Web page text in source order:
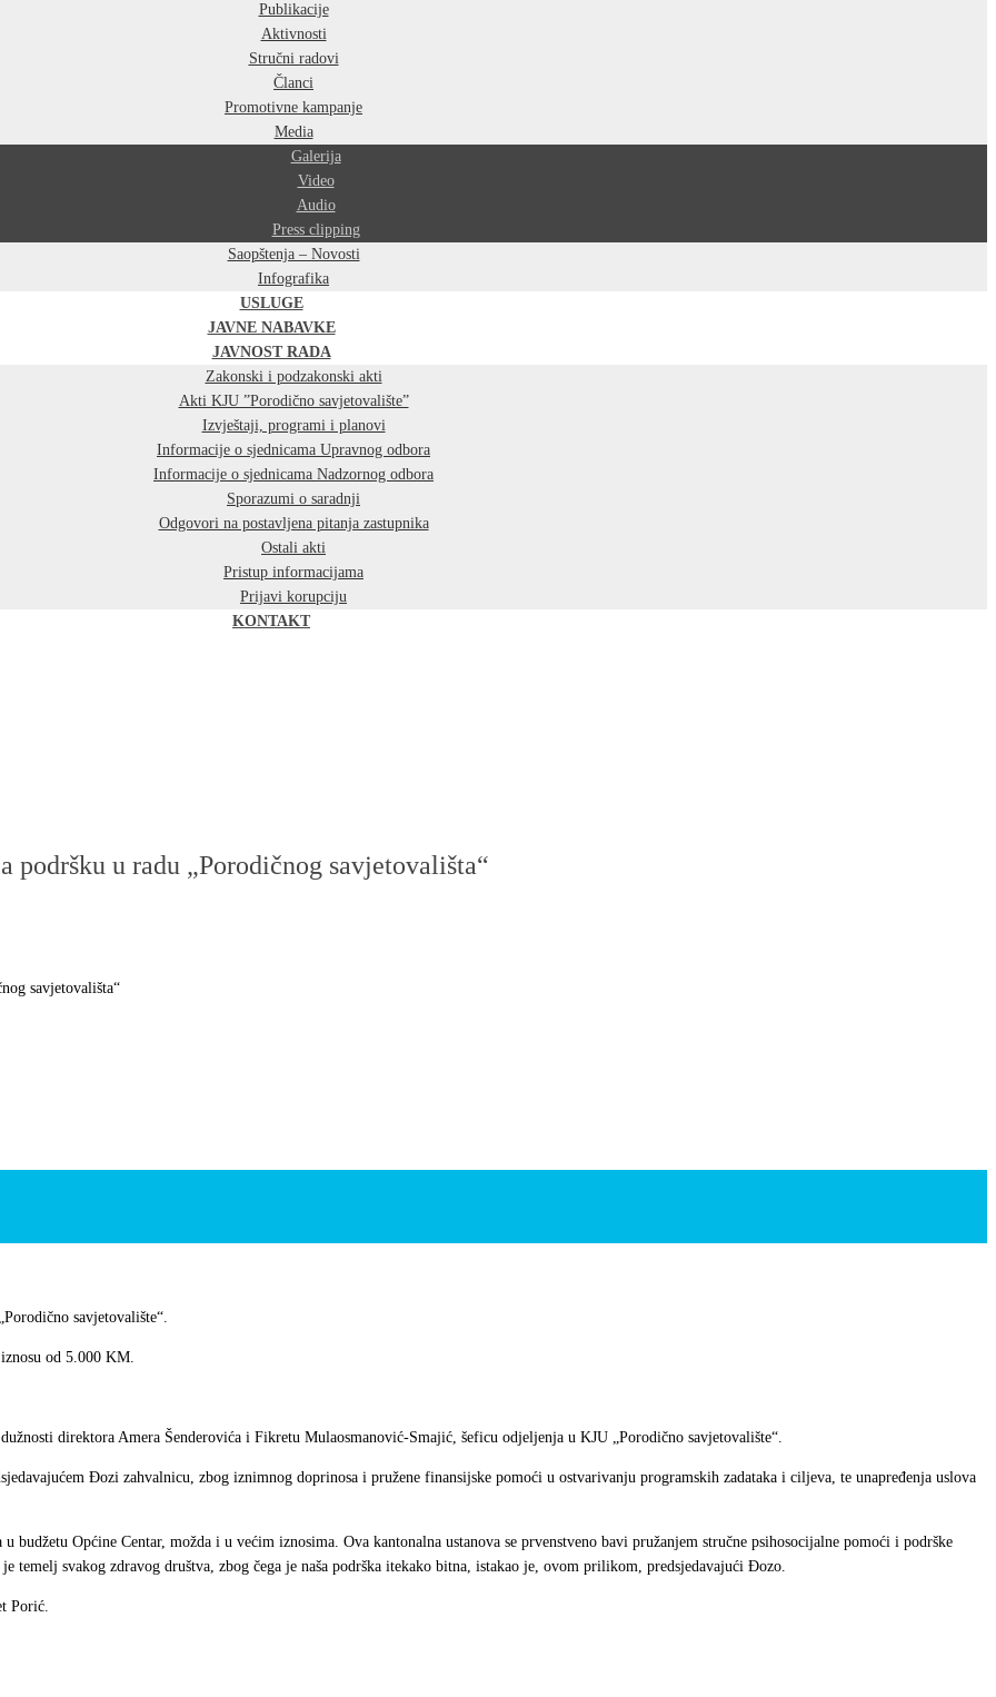
Publikacije
Aktivnosti
Stručni radovi
Članci
Promotivne kampanje
Media
Galerija
Video
Audio
Press clipping
Saopštenja – Novosti
Infografika
USLUGE
JAVNE NABAVKE
JAVNOST RADA
Zakonski i podzakonski akti
Akti KJU ”Porodično savjetovalište”
Izvještaji, programi i planovi
Informacije o sjednicama Upravnog odbora
Informacije o sjednicama Nadzornog odbora
Sporazumi o saradnji
Odgovori na postavljena pitanja zastupnika
Ostali akti
Pristup informacijama
Prijavi korupciju
KONTAKT
podršku u radu „Porodičnog savjetovališta“
savjetovališta“
savjetovalište“.
od 5.000 KM.
direktora Amera Šenderovića i Fikretu Mulaosmanović-Smajić, šeficu odjeljenja u KJU „Porodično savjetovalište“.
Đozi zahvalnicu, zbog iznimnog doprinosa i pružene finansijske pomoći u ostvarivanju programskih zadataka i ciljeva, te unapređenja uslova
budžetu Općine Centar, možda i u većim iznosima. Ova kantonalna ustanova se prvenstveno bavi pružanjem stručne psihosocijalne pomoći i podrške
temelj svakog zdravog društva, zbog čega je naša podrška itekako bitna, istakao je, ovom prilikom, predsjedavajući Đozo.
Porić.